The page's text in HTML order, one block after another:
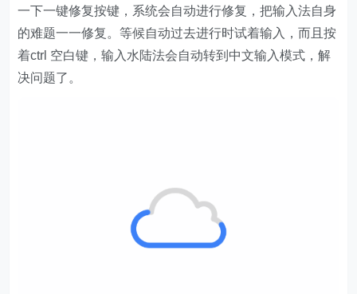
一下一键修复按键，系统会自动进行修复，把输入法自身
的难题一一修复。等候自动过去进行时试着输入，而且按
着ctrl 空白键，输入水陆法会自动转到中文输入模式，解
决问题了。